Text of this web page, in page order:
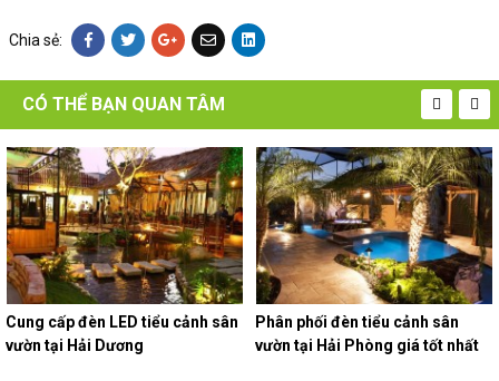
Chia sẻ:
CÓ THỂ BẠN QUAN TÂM
Cung cấp đèn LED tiểu cảnh sân
vườn tại Hải Dương
Phân phối đèn tiểu cảnh sân
vườn tại Hải Phòng giá tốt nhất